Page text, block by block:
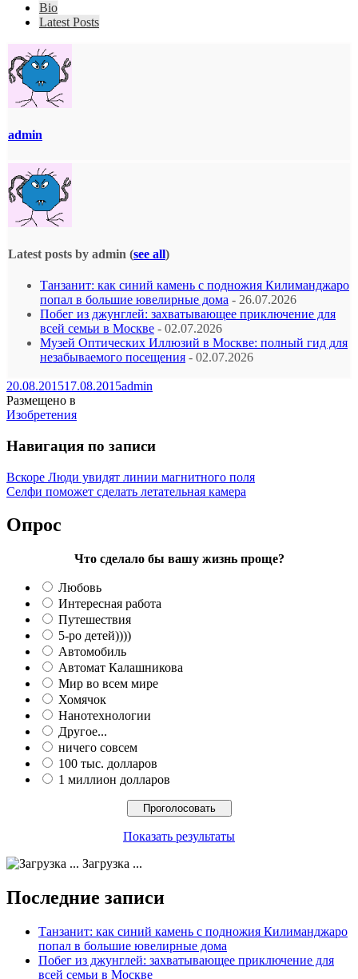
Bio
Latest Posts
admin
Latest posts by admin (see all)
Танзанит: как синий камень с подножия Килиманджаро
попал в большие ювелирные дома - 26.07.2026
Побег из джунглей: захватывающее приключение для
всей семьи в Москве - 02.07.2026
Музей Оптических Иллюзий в Москве: полный гид для
незабываемого посещения - 02.07.2026
20.08.201517.08.2015admin
Размещено в
Изобретения
Навигация по записи
Вскоре Люди увидят линии магнитного поля
Селфи поможет сделать летательная камера
Опрос
Что сделало бы вашу жизнь проще?
Любовь
Интересная работа
Путешествия
5-ро детей))))
Автомобиль
Автомат Калашникова
Мир во всем мире
Хомячок
Нанотехнологии
Другое...
ничего совсем
100 тыс. долларов
1 миллион долларов
Показать результаты
Загрузка ...
Последние записи
Танзанит: как синий камень с подножия Килиманджаро
попал в большие ювелирные дома
Побег из джунглей: захватывающее приключение для
всей семьи в Москве